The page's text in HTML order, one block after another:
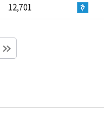
12,701